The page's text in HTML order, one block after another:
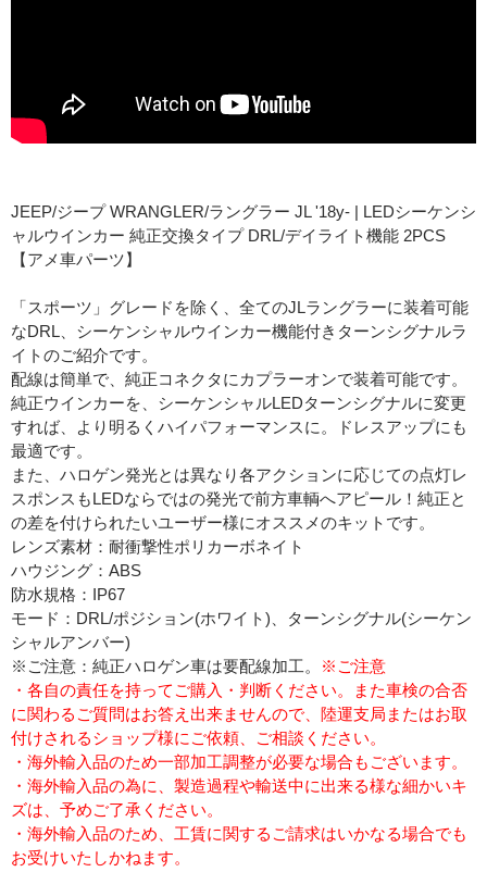
JEEP/ジープ WRANGLER/ラングラー JL '18y- | LEDシーケンシ
ャルウインカー 純正交換タイプ DRL/デイライト機能 2PCS
【アメ車パーツ】
「スポーツ」グレードを除く、全てのJLラングラーに装着可能
なDRL、シーケンシャルウインカー機能付きターンシグナルラ
イトのご紹介です。
配線は簡単で、純正コネクタにカプラーオンで装着可能です。
純正ウインカーを、シーケンシャルLEDターンシグナルに変更
すれば、より明るくハイパフォーマンスに。ドレスアップにも
最適です。
また、ハロゲン発光とは異なり各アクションに応じての点灯レ
スポンスもLEDならではの発光で前方車輌へアピール！純正と
の差を付けられたいユーザー様にオススメのキットです。
レンズ素材：耐衝撃性ポリカーボネイト
ハウジング：ABS
防水規格：IP67
モード：DRL/ポジション(ホワイト)、ターンシグナル(シーケン
シャルアンバー)
※ご注意：純正ハロゲン車は要配線加工。
※ご注意
・各自の責任を持ってご購入・判断ください。また車検の合否
に関わるご質問はお答え出来ませんので、陸運支局またはお取
付けされるショップ様にご依頼、ご相談ください。
・海外輸入品のため一部加工調整が必要な場合もございます。
・海外輸入品の為に、製造過程や輸送中に出来る様な細かいキ
ズは、予めご了承ください。
・海外輸入品のため、工賃に関するご請求はいかなる場合でも
お受けいたしかねます。